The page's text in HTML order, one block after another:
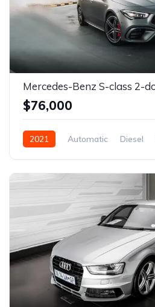
Mercedes-Benz S-class 2-
$76,000
2021 Automatic Diesel